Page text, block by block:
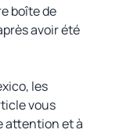
boîte de
avoir été
les
vous
attention et à